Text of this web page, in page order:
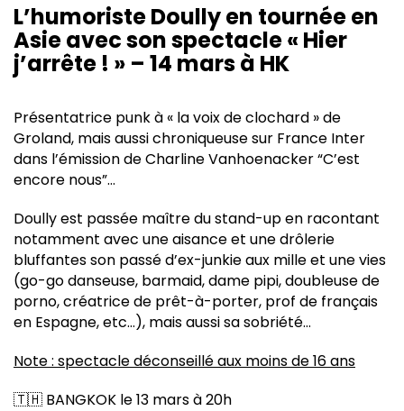
L’humoriste Doully en tournée en
Asie avec son spectacle « Hier
j’arrête ! » – 14 mars à HK
Présentatrice punk à « la voix de clochard » de
Groland, mais aussi chroniqueuse sur France Inter
dans l’émission de Charline Vanhoenacker “C’est
encore nous”…
Doully est passée maître du stand-up en racontant
notamment avec une aisance et une drôlerie
bluffantes son passé d’ex-junkie aux mille et une vies
(go-go danseuse, barmaid, dame pipi, doubleuse de
porno, créatrice de prêt-à-porter, prof de français
en Espagne, etc…), mais aussi sa sobriété…
Note : spectacle déconseillé aux moins de 16 ans
🇹🇭 BANGKOK le 13 mars à 20h